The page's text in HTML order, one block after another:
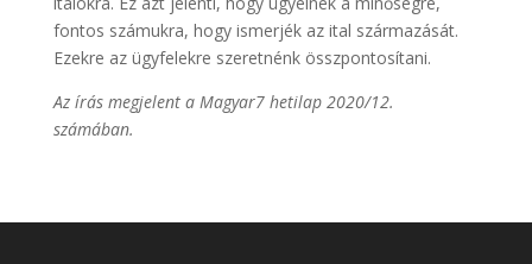
fontos számukra, hogy ismerjék az ital származását.
Ezekre az ügyfelekre szeretnénk összpontosítani.
Az írás megjelent a Magyar7 hetilap 2020/12.
számában.